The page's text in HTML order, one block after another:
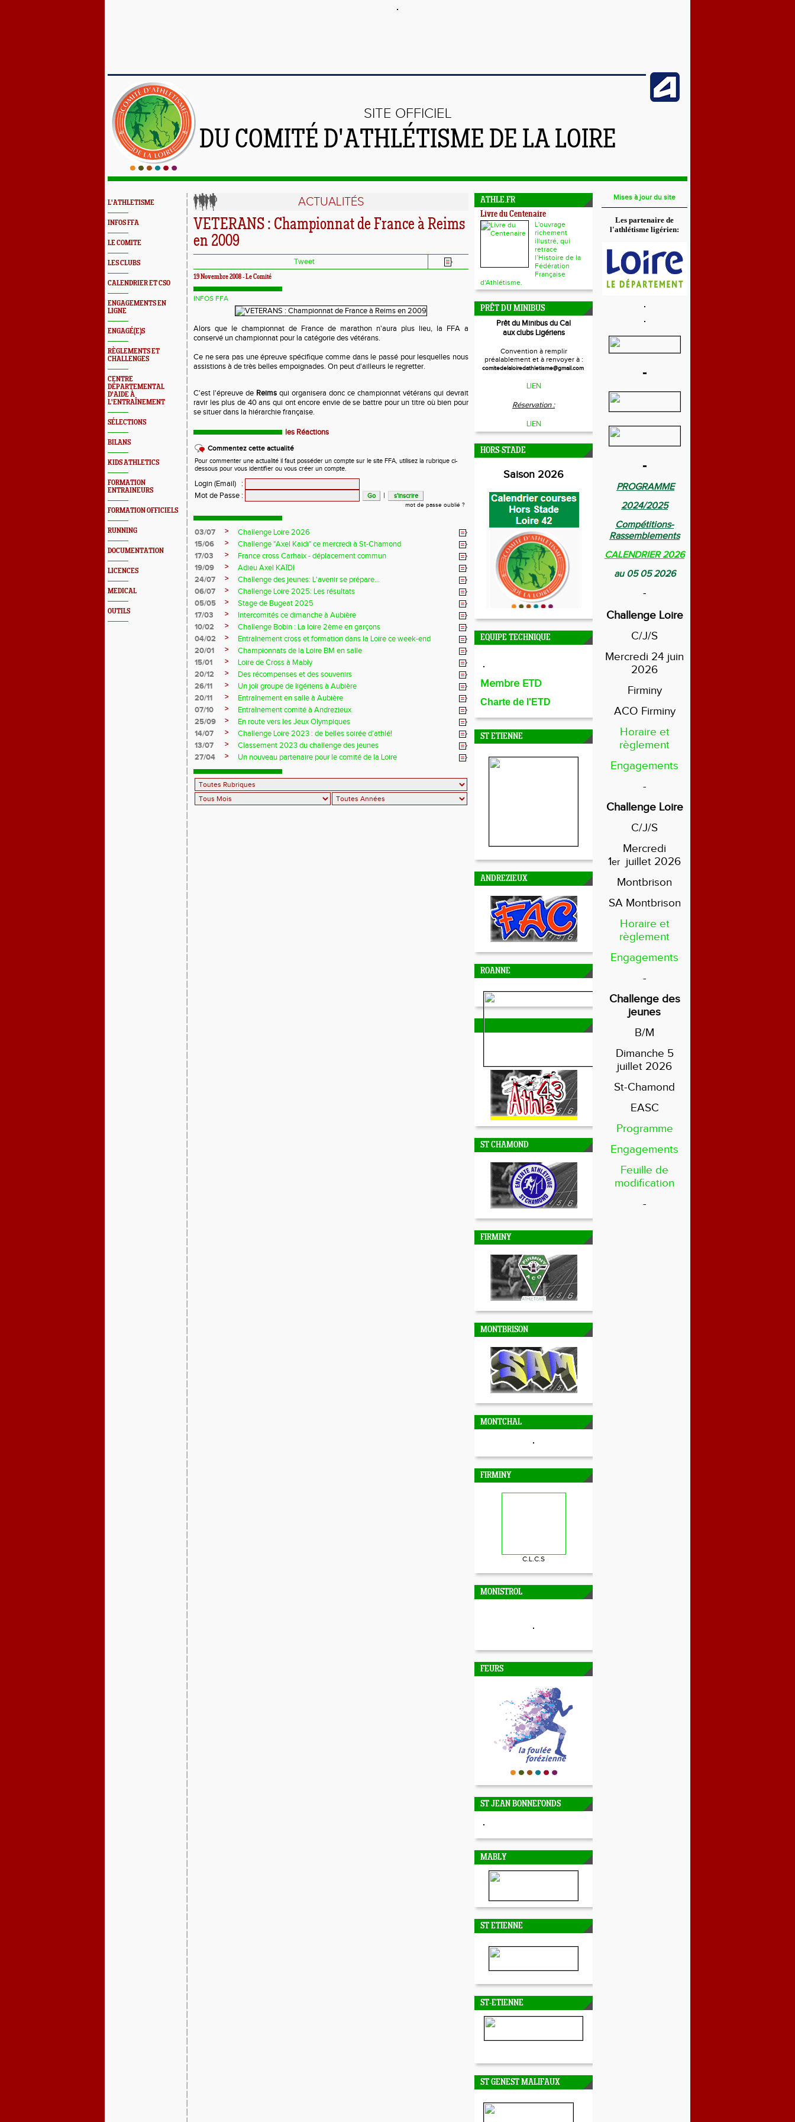
SITE OFFICIEL
DU COMITÉ D'ATHLÉTISME DE LA LOIRE
L'ATHLETISME
INFOS FFA
LE COMITE
LES CLUBS
CALENDRIER ET CSO
ENGAGEMENTS EN
LIGNE
ENGAGÉ(E)S
RÈGLEMENTS ET
CHALLENGES
CENTRE
DÉPARTEMENTAL
D'AIDE À
L'ENTRAÎNEMENT
SÉLECTIONS
BILANS
KIDS ATHLETICS
FORMATION
ENTRAINEURS
FORMATION OFFICIELS
RUNNING
DOCUMENTATION
LICENCES
MEDICAL
OUTILS
ACTUALITÉS
VETERANS : Championnat de France à Reims
en 2009
Tweet
19 Novembre 2008 - Le Comité
INFOS FFA
Alors que le championnat de France de marathon n'aura plus lieu, la FFA a
conservé un championnat pour la catégorie des vétérans.
Ce ne sera pas une épreuve spécifique comme dans le passé pour lesquelles nous
assistions à de très belles empoignades. On peut d'ailleurs le regretter.
C'est l'épreuve de Reims qui organisera donc ce championnat vétérans qui devrait
ravir les plus de 40 ans qui ont encore envie de se battre pour un titre où bien pour
se situer dans la hiérarchie française.
les Réactions
Commentez cette actualité
Pour commenter une actualité il faut posséder un compte sur le site FFA, utilisez la rubrique ci-
dessous pour vous identifier ou vous créer un compte.
Login (Email)
:
Mot de Passe : |
mot de passe oublié ?
03/07 >
Challenge Loire 2026
15/06
>
Challenge "Axel Kaidi" ce mercredi à St-Chamond
17/03
>
France cross Carhaix - déplacement commun
19/09
>
Adieu Axel KAÏDI
24/07
>
Challenge des jeunes: L'avenir se prépare...
06/07
>
Challenge Loire 2025: Les résultats
05/05
>
Stage de Bugeat 2025
17/03
>
Intercomités ce dimanche à Aubière
10/02
>
Challenge Bobin : La loire 2ème en garçons
04/02
>
Entraînement cross et formation dans la Loire ce week-end
20/01
>
Championnats de la Loire BM en salle
15/01
>
Loire de Cross à Mably
20/12
>
Des récompenses et des souvenirs
26/11
>
Un joli groupe de ligériens à Aubière
20/11
>
Entraînement en salle à Aubière
07/10
>
Entraînement comité à Andrezieux
25/09
>
En route vers les Jeux Olympiques
14/07
>
Challenge Loire 2023 : de belles soirée d’athlé!
13/07
>
Classement 2023 du challenge des jeunes
27/04
> Un nouveau partenaire pour le comité de la Loire
ATHLE.FR
Livre du Centenaire
L'ouvrage
richement
illustré, qui
retrace
l’Histoire de la
Fédération
Française
d'Athlétisme.
PRÊT DU MINIBUS
Prêt du Minibus du Cal
aux clubs Ligériens
Convention à remplir
préalablement et à renvoyer à :
comitedelaloiredathletisme@gmail.com
LIEN
Réservation :
LIEN
HORS-STADE
Saison 2026
EQUIPE TECHNIQUE
Membre ETD
Charte de l'ETD
ST ETIENNE
ANDREZIEUX
ROANNE
DUNIERES
ST CHAMOND
FIRMINY
MONTBRISON
MONTCHAL
FIRMINY
C.L.C.S
MONISTROL
FEURS
ST JEAN BONNEFONDS
MABLY
ST ETIENNE
ST-ETIENNE
ST GENEST MALIFAUX
Mises à jour du site
Les partenaire de
l'athlétisme ligérien:
-
-
PROGRAMME
2024/2025
Compétitions-
Rassemblements
CALENDRIER 2026
au 05 05 2026
-
Challenge Loire
C/J/S
Mercredi 24 juin
2026
Firminy
ACO Firminy
Horaire et
règlement
Engagements
-
Challenge Loire
C/J/S
Mercredi
1er juillet 2026
Montbrison
SA Montbrison
Horaire et
règlement
Engagements
-
Challenge des
jeunes
B/M
Dimanche 5
juillet 2026
St-Chamond
EASC
Programme
Engagements
Feuille de
modification
-